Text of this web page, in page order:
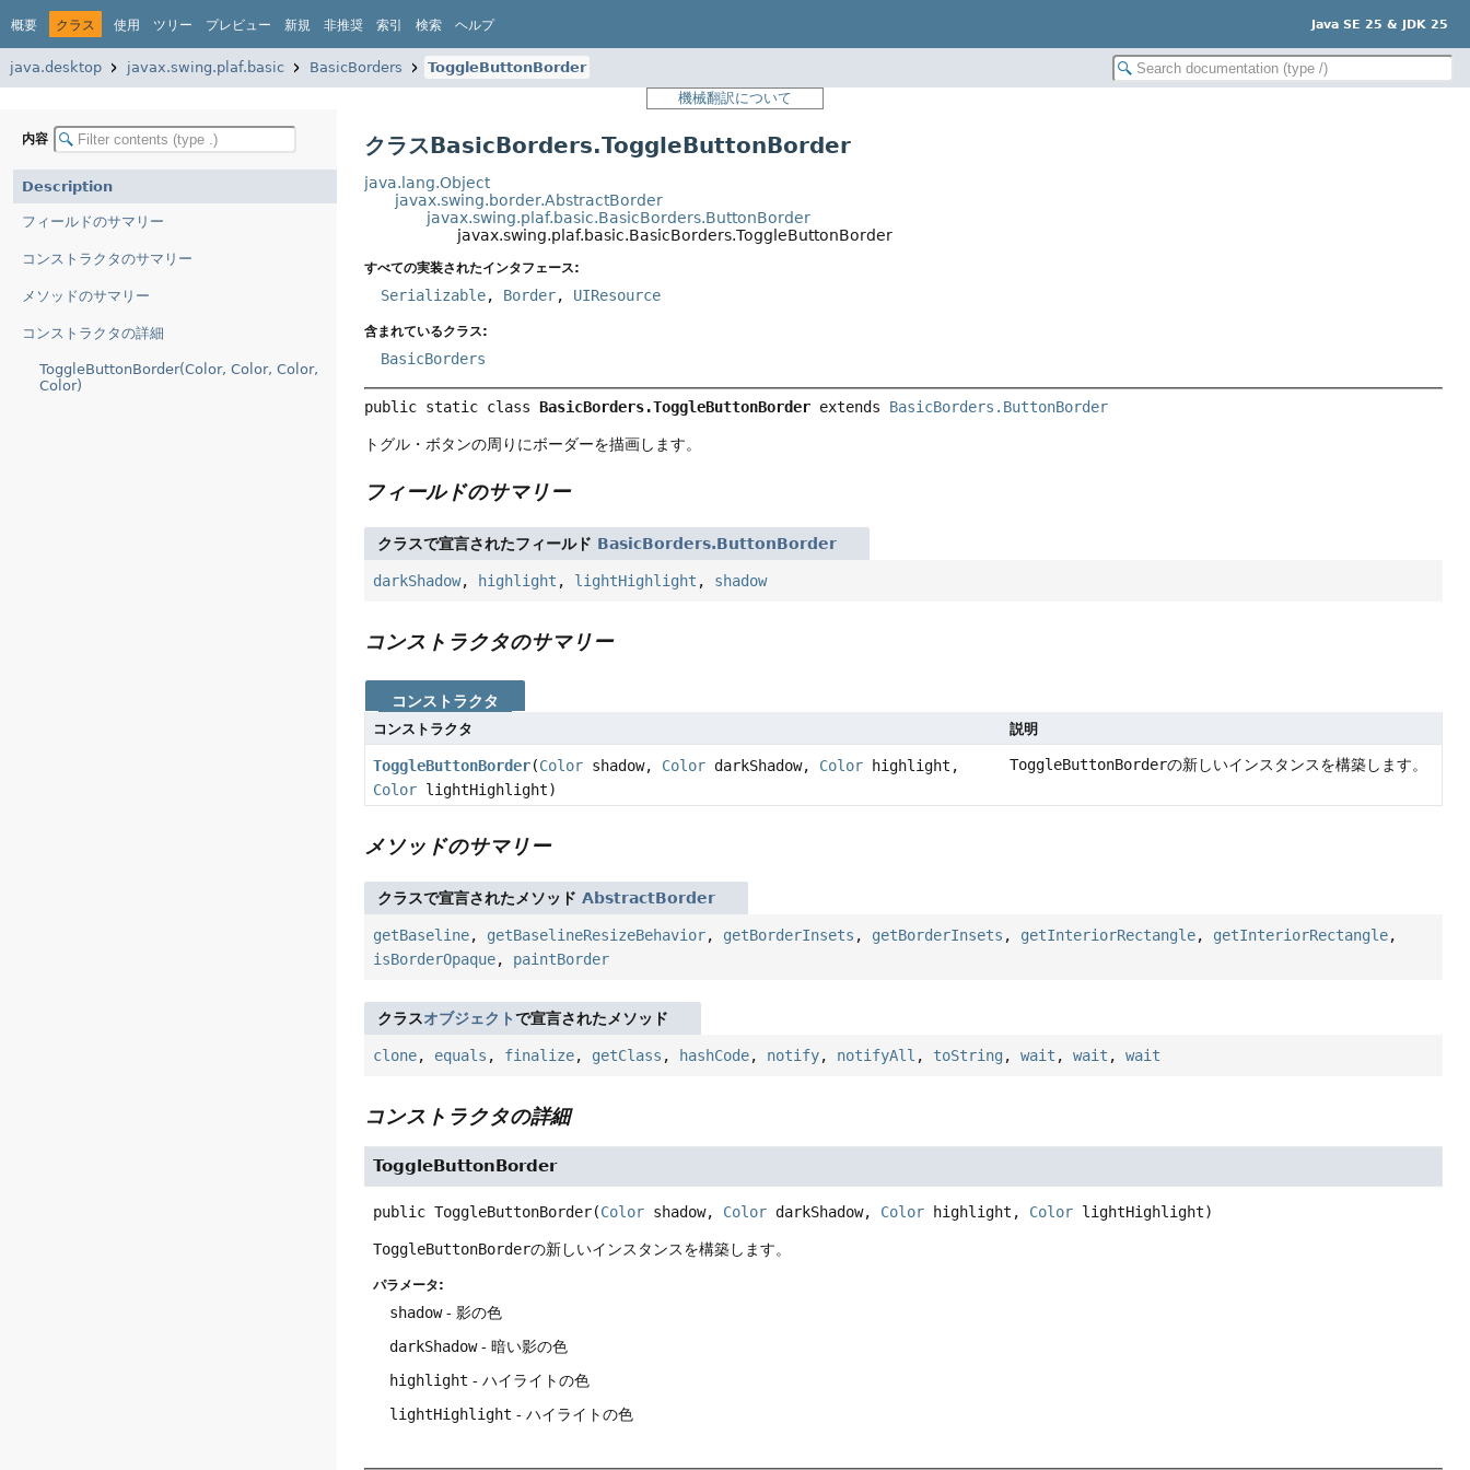
概要 クラス 使用 ツリー プレビュー 新規 非推奨 索引 検索 ヘルプ Java SE 25 & JDK 25
java.desktop javax.swing.plaf.basic BasicBorders
ToggleButtonBorder
機械翻訳について
内容
Description
フィールドのサマリー
コンストラクタのサマリー
メソッドのサマリー
コンストラクタの詳細
ToggleButtonBorder(Color, Color, Color,
Color)
クラスBasicBorders.ToggleButtonBorder
java.lang.Object
javax.swing.border.AbstractBorder
javax.swing.plaf.basic.BasicBorders.ButtonBorder
javax.swing.plaf.basic.BasicBorders.ToggleButtonBorder
すべての実装されたインタフェース:
Serializable, Border, UIResource
含まれているクラス:
BasicBorders
public static class BasicBorders.ToggleButtonBorder extends BasicBorders.ButtonBorder
トグル・ボタンの周りにボーダーを描画します。
フィールドのサマリー
クラスで宣言されたフィールド BasicBorders.ButtonBorder
darkShadow, highlight , lightHighlight , shadow
コンストラクタのサマリー
コンストラクタ
コンストラクタ 説明
ToggleButtonBorder(Color shadow, Color darkShadow, Color highlight,
Color lightHighlight)
ToggleButtonBorderの新しいインスタンスを構築します。
メソッドのサマリー
クラスで宣言されたメソッドAbstractBorder
getBaseline, getBaselineResizeBehavior, getBorderInsets , getBorderInsets , getInteriorRectangle, getInteriorRectangle,
isBorderOpaque, paintBorder
クラスオブジェクトで宣言されたメソッド
clone, equals , finalize, getClass , hashCode, notify, notifyAll , toString ,wait ,wait ,wait
コンストラクタの詳細
ToggleButtonBorder
public ToggleButtonBorder(Color shadow, Color darkShadow, Color highlight, Color lightHighlight)
ToggleButtonBorderの新しいインスタンスを構築します。
パラメータ:
shadow- 影の色
darkShadow- 暗い影の色
highlight - ハイライトの色
lightHighlight - ハイライトの色